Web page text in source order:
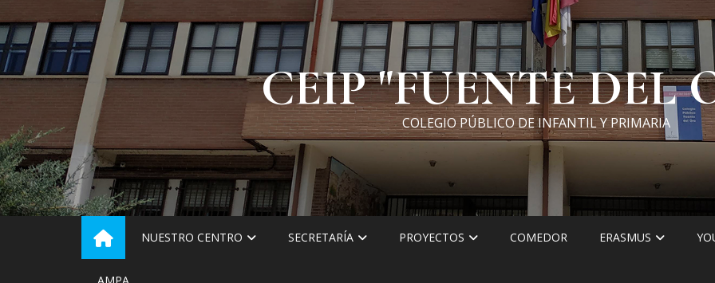
to
content
CEIP "FUENTE DEL
COLEGIO PÚBLICO DE INFANTIL Y PRIMARIA
NUESTRO CENTRO SECRETARÍA PROYECTOS COMEDOR ERASMUS